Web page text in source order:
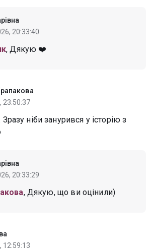
20:33:40
, Дякую ❤️
23:50:37
ніби занурився у історію з
20:33:29
, Дякую, що ви оцінили)
12:59:13